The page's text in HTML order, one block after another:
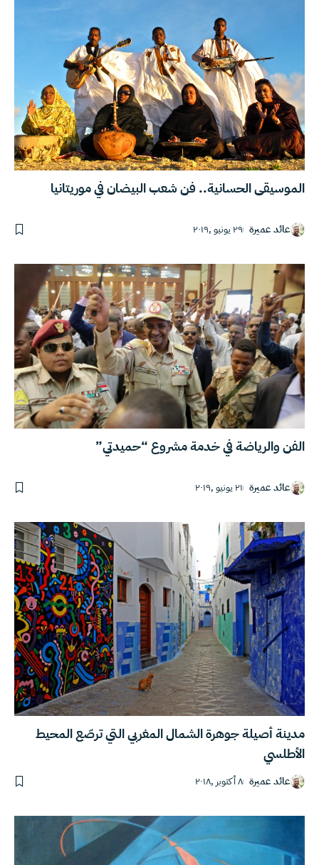
الموسيقى الحسانية.. فن شعب البيضان في موريتانيا
عائد عميرة ٢٩ يونيو ,٢٠١٩
الفن والرياضة في خدمة مشروع “حميدتي”
عائد عميرة ٢١ يونيو ,٢٠١٩
مدينة أصيلة جوهرة الشمال المغربي التي ترصّع المحيط
الأطلسي
عائد عميرة ٨ أكتوبر ,٢٠١٨